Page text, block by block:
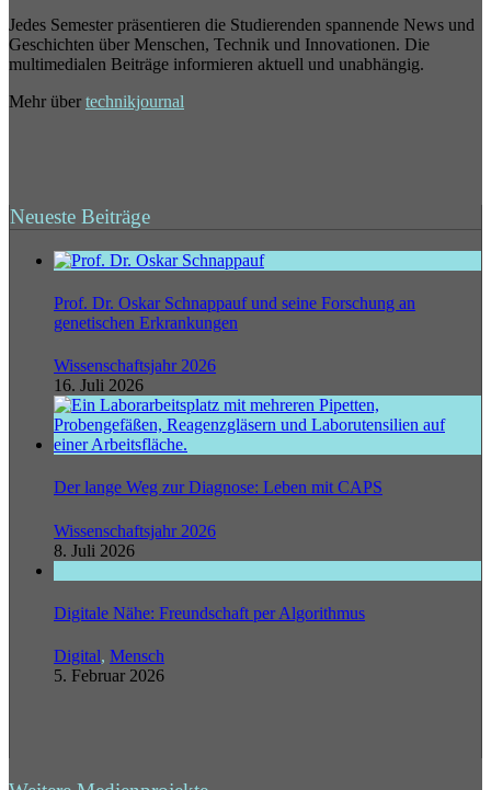
Jedes Semester präsentieren die Studierenden spannende News und
Geschichten über Menschen, Technik und Innovationen. Die
multimedialen Beiträge informieren aktuell und unabhängig.
Mehr über technikjournal
Neueste Beiträge
Prof. Dr. Oskar Schnappauf und seine Forschung an
genetischen Erkrankungen
Wissenschaftsjahr 2026
16. Juli 2026
Der lange Weg zur Diagnose: Leben mit CAPS
Wissenschaftsjahr 2026
8. Juli 2026
Digitale Nähe: Freundschaft per Algorithmus
Digital, Mensch
5. Februar 2026